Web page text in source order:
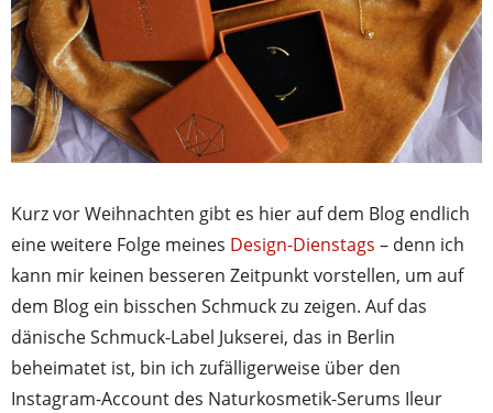
Kurz vor Weihnachten gibt es hier auf dem Blog endlich
eine weitere Folge meines Design-Dienstags – denn ich
kann mir keinen besseren Zeitpunkt vorstellen, um auf
dem Blog ein bisschen Schmuck zu zeigen. Auf das
dänische Schmuck-Label Jukserei, das in Berlin
beheimatet ist, bin ich zufälligerweise über den
Instagram-Account des Naturkosmetik-Serums Ileur